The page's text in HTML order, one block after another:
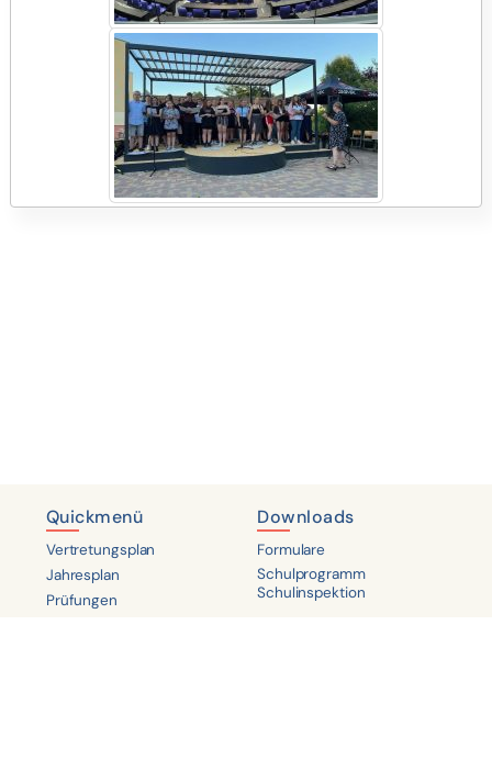
Quickmenü
Vertretungsplan
Jahresplan
Prüfungen
Downloads
Formulare
Schulprogramm
Schulinspektion